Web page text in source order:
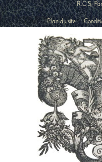
R.C.S.
Plan du site-